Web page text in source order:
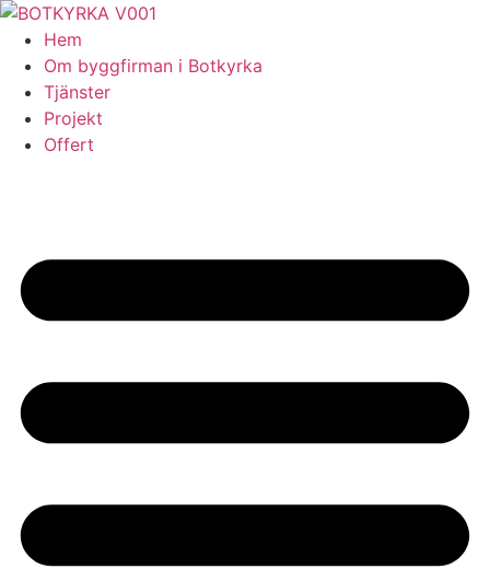
Skip
content
Hem
Om byggfirman i Botkyrka
Tjänster
Projekt
Offert